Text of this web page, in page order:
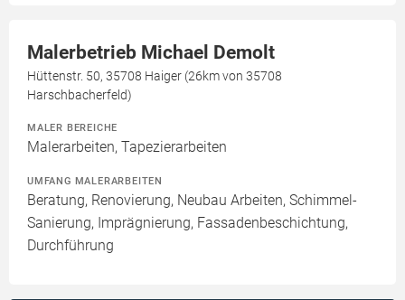
Malerbetrieb Michael Demolt
Hüttenstr. 50, 35708 Haiger (26km von 35708
Harschbacherfeld)
MALER BEREICHE
Malerarbeiten, Tapezierarbeiten
UMFANG MALERARBEITEN
Beratung, Renovierung, Neubau Arbeiten, Schimmel-
Sanierung, Imprägnierung, Fassadenbeschichtung,
Durchführung